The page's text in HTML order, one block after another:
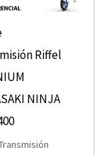
Riffel
NINJA